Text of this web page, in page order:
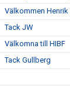
Välkommen Henrik
Tack JW
Välkomna till HIBF
Tack Gullberg